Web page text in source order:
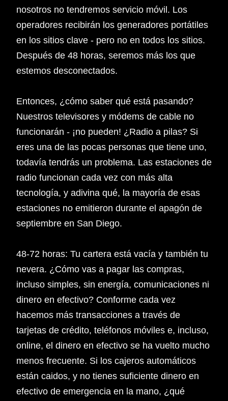
nosotros no tendremos servicio móvil. Los
operadores recibirán los generadores portátiles
en los sitios clave - pero no en todos los sitios.
Después de 48 horas, seremos más los que
estemos desconectados.
Entonces, ¿cómo saber qué está pasando?
Nuestros televisores y módems de cable no
funcionarán - ¡no pueden! ¿Radio a pilas? Si
eres una de las pocas personas que tiene uno,
todavía tendrás un problema. Las estaciones de
radio funcionan cada vez con más alta
tecnología, y adivina qué, la mayoría de esas
estaciones no emitieron durante el apagón de
septiembre en San Diego.
48-72 horas: Tu cartera está vacía y también tu
nevera. ¿Cómo vas a pagar las compras,
incluso simples, sin energía, comunicaciones ni
dinero en efectivo? Conforme cada vez
hacemos más transacciones a través de
tarjetas de crédito, teléfonos móviles e, incluso,
online, el dinero en efectivo se ha vuelto mucho
menos frecuente. Si los cajeros automáticos
están caidos, y no tienes suficiente dinero en
efectivo de emergencia en la mano, ¿qué